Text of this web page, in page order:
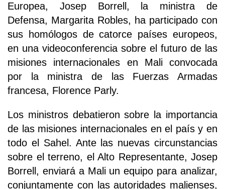
Europea, Josep Borrell, la ministra de
Defensa, Margarita Robles, ha participado con
sus homólogos de catorce países europeos,
en una videoconferencia sobre el futuro de las
misiones internacionales en Mali convocada
por la ministra de las Fuerzas Armadas
francesa, Florence Parly.
Los ministros debatieron sobre la importancia
de las misiones internacionales en el país y en
todo el Sahel. Ante las nuevas circunstancias
sobre el terreno, el Alto Representante, Josep
Borrell, enviará a Mali un equipo para analizar,
conjuntamente con las autoridades malienses,